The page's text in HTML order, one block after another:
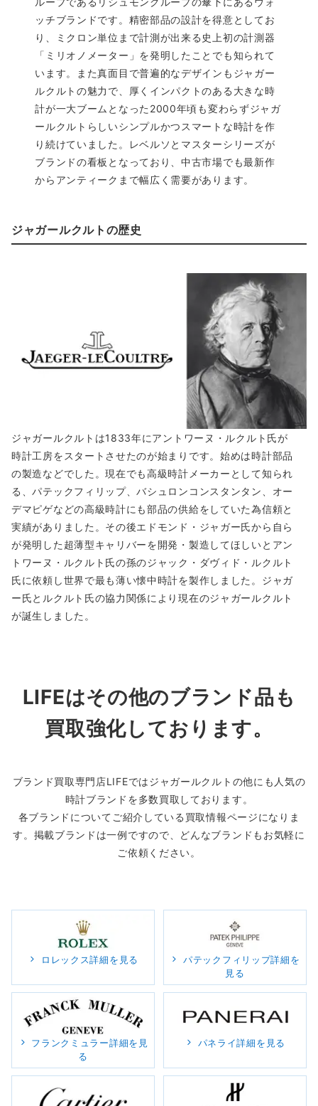
ッチブランドです。精密部品の設計を得意としてお
り、ミクロン単位まで計測が出来る史上初の計測器
「ミリオノメーター」を発明したことでも知られて
います。また真面目で普遍的なデザインもジャガー
ルクルトの魅力で、厚くインパクトのある大きな時
計が一大ブームとなった2000年頃も変わらずジャガ
ールクルトらしいシンプルかつスマートな時計を作
り続けていました。レベルソとマスターシリーズが
ブランドの看板となっており、中古市場でも最新作
からアンティークまで幅広く需要があります。
ジャガールクルトの歴史
ジャガールクルトは1833年にアントワーヌ・ルクルト氏が
時計工房をスタートさせたのが始まりです。始めは時計部品
の製造などでした。現在でも高級時計メーカーとして知られ
る、パテックフィリップ、バシュロンコンスタンタン、オー
デマピゲなどの高級時計にも部品の供給をしていた為信頼と
実績がありました。その後エドモンド・ジャガー氏から自ら
が発明した超薄型キャリバーを開発・製造してほしいとアン
トワーヌ・ルクルト氏の孫のジャック・ダヴィド・ルクルト
氏に依頼し世界で最も薄い懐中時計を製作しました。ジャガ
ー氏とルクルト氏の協力関係により現在のジャガールクルト
が誕生しました。
LIFEはその他のブランド品も
買取強化しております。
ブランド買取専門店LIFEではジャガールクルトの他にも人気の
時計ブランドを多数買取しております。
各ブランドについてご紹介している買取情報ページになりま
す。掲載ブランドは一例ですので、どんなブランドもお気軽に
ご依頼ください。
ロレックス詳細を見る
パテックフィリップ詳細を
見る
フランクミュラー詳細を見
る
パネライ詳細を見る